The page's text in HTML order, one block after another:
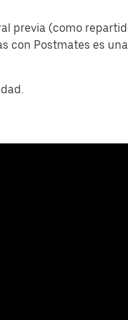
previa (como
con Postmates es